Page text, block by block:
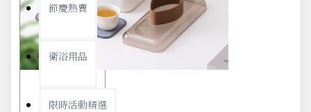
節慶熱賣
衛浴用品
限時活動精選